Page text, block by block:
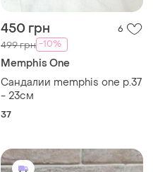
450 грн 6
499 грн -10%
Memphis One
Сандалии memphis one р.37
- 23см
37